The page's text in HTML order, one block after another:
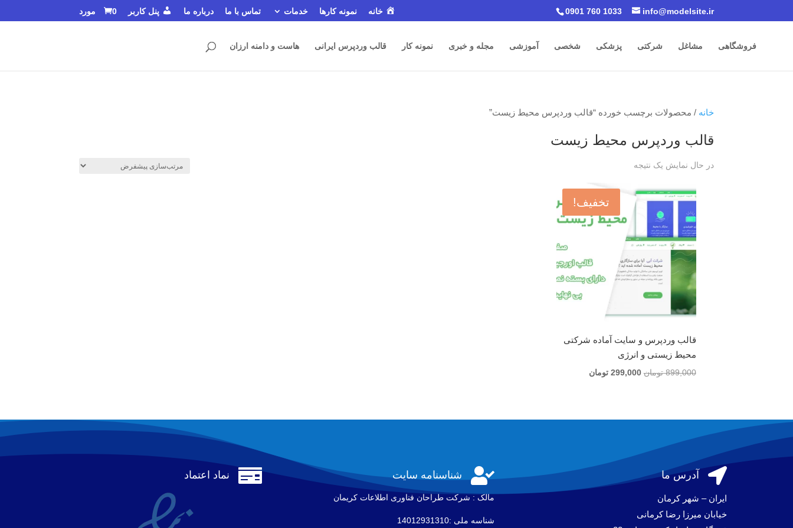
0901 760 1033 info@modelsite.ir خانه نمونه کارها خدمات تماس با ما درباره ما پنل کاربر 0 مورد
فروشگاهی مشاغل شرکتی پزشکی شخصی آموزشی مجله و خبری نمونه کار قالب وردپرس ایرانی هاست و دامنه ارزان
خانه / محصولات برچسب خورده “قالب وردپرس محیط زیست”
قالب وردپرس محیط زیست
در حال نمایش یک نتیجه
تخفیف!
قالب وردپرس و سایت آماده شرکتی
محیط زیستی و انرژی
899,000 تومان قیمت
299,000 تومان
 نماد اعتماد  شناسنامه سایت
مالک : شرکت طراحان فناوری اطلاعات كريمان
شناسه ملی :14012931310
 آدرس ما
ایران – شهر کرمان
خیابان میرزا رضا کرمانی